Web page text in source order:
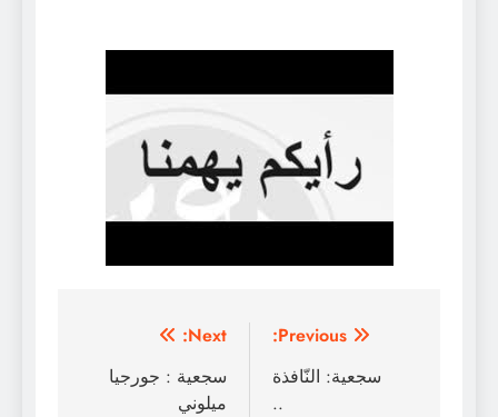
تصفّح
المقالات
Previous:
سجعية: النّافذة
..
Next:
سجعية : جورجيا
ميلوني